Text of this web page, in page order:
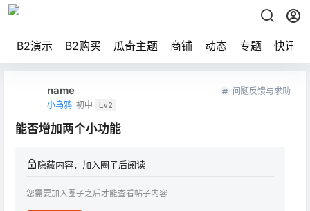
B2演示 B2购买 瓜奇主题 商铺 动态 专题 快讯
name
小乌鸦 初中 Lv2
问题反馈与求助
能否增加两个小功能
隐藏内容，加入圈子后阅读
您需要加入圈子之后才能查看帖子内容